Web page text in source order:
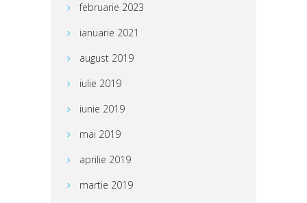
februarie 2023
ianuarie 2021
august 2019
iulie 2019
iunie 2019
mai 2019
aprilie 2019
martie 2019